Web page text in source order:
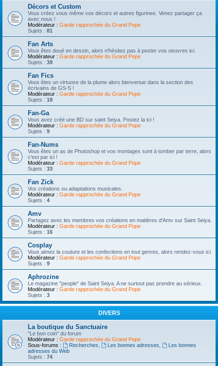
Décors et Custom
Vous créez vous même vos décors et autres figurines. Venez partager ça
avec nous !
Modérateur : Garde rapprochée du Grand Pope
Sujets : 81
Fan Arts
Vous êtes doué en dessin, alors n'hésitez pas à poster vos oeuvres ici.
Modérateur : Garde rapprochée du Grand Pope
Sujets : 39
Fan Fics
Vous êtes un virtuose de la plume alors bienvenue dans la section des
écrivains de GS-S !
Modérateur : Garde rapprochée du Grand Pope
Sujets : 18
Fan-Ga
Vous avez créé une BD sur saint Seiya. Postez la ici !
Modérateur : Garde rapprochée du Grand Pope
Sujets : 9
Fan-Nums
Vous êtes un as de Photoshop et vos montages sont à tomber par terre, alors
c'est par ici !
Modérateur : Garde rapprochée du Grand Pope
Sujets : 33
Fan Zick
Vos créations ou adaptations musicales.
Modérateur : Garde rapprochée du Grand Pope
Sujets : 4
Amv
Partagez avec les membres vos créations en matières d'Amv sur Saint Seiya.
Modérateur : Garde rapprochée du Grand Pope
Sujets : 16
Cosplay
Vous aimez la couture et les confections en tout genres, alors rendez-vous ici
Modérateur : Garde rapprochée du Grand Pope
Sujets : 9
Aphrozine
Le magazine "people" de Saint Seiya. A ne surtout pas prendre au sérieux.
Modérateur : Garde rapprochée du Grand Pope
Sujets : 3
DIVERS
La boutique du Sanctuaire
"Le bon coin" du forum
Modérateur : Garde rapprochée du Grand Pope
Sous-forums :
Recherches Les bonnes adresses
Les bonnes
adresses du Web
Sujets : 74